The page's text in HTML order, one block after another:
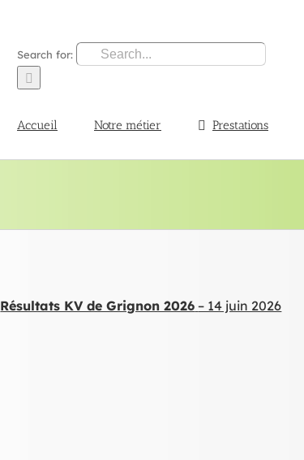
Search for:
Accueil Notre métier Prestations
Résultats KV de Grignon 2026 – 14 juin 2026